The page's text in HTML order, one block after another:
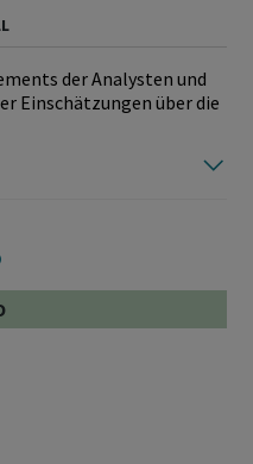
der Analysten und
Einschätzungen über die